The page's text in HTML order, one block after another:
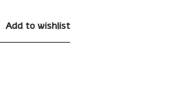
Add to wishlist